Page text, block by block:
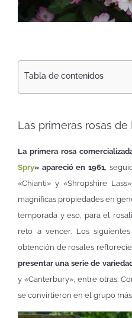
Tabla de contenidos
Las primeras rosas de
La primera rosa
Spry» apareció en 1961 ,
«Chianti» y «Shropshire
magníficas propiedades en
temporada y eso, para el
reto a vencer. Los
obtención de rosales
presentar una serie de
y «Canterbury», entre otras.
se convirtieron en el grupo